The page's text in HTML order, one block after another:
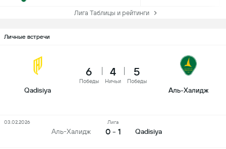
Лига Таблицы и рейтинги
Личные встречи
Qadisiya
6
Победы
4
Ничьи
5
Победы
Аль-Халидж
Аль-Халидж
Лига
0 - 1 Qadisiya
03.02.2026